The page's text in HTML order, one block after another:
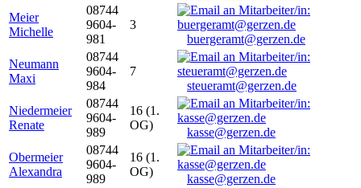
Meier
Michelle
08744
9604-
981
3
buergeramt@gerzen.de
Neumann
Maxi
08744
9604-
984
7
steueramt@gerzen.de
Niedermeier
Renate
08744
9604-
989
16 (1.
OG)
kasse@gerzen.de
Obermeier
Alexandra
08744
9604-
989
16 (1.
OG)
kasse@gerzen.de